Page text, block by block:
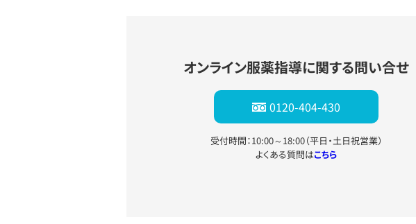
オンライン服薬指導に関する問い合せ
0120-404-430
受付時間：10:00～18:00（平日・土日祝営業）
よくある質問はこちら